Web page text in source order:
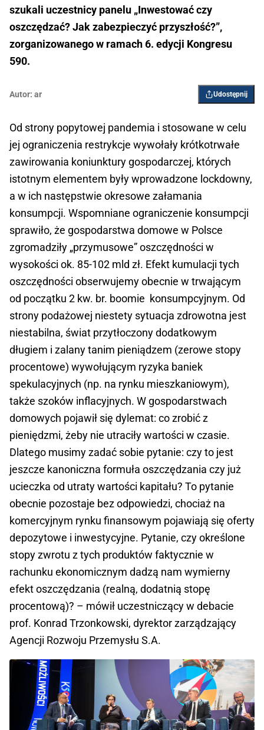
szukali uczestnicy panelu „Inwestować czy
oszczędzać? Jak zabezpieczyć przyszłość?”,
zorganizowanego w ramach 6. edycji Kongresu
590.
Autor: ar Udostępnij
Od strony popytowej pandemia i stosowane w celu
jej ograniczenia restrykcje wywołały krótkotrwałe
zawirowania koniunktury gospodarczej, których
istotnym elementem były wprowadzone lockdowny,
a w ich następstwie okresowe załamania
konsumpcji. Wspomniane ograniczenie konsumpcji
sprawiło, że gospodarstwa domowe w Polsce
zgromadziły „przymusowe” oszczędności w
wysokości ok. 85-102 mld zł. Efekt kumulacji tych
oszczędności obserwujemy obecnie w trwającym
od początku 2 kw. br. boomie konsumpcyjnym. Od
strony podażowej niestety sytuacja zdrowotna jest
niestabilna, świat przytłoczony dodatkowym
długiem i zalany tanim pieniądzem (zerowe stopy
procentowe) wywołującym ryzyka baniek
spekulacyjnych (np. na rynku mieszkaniowym),
także szoków inflacyjnych. W gospodarstwach
domowych pojawił się dylemat: co zrobić z
pieniędzmi, żeby nie utraciły wartości w czasie.
Dlatego musimy zadać sobie pytanie: czy to jest
jeszcze kanoniczna formuła oszczędzania czy już
ucieczka od utraty wartości kapitału? To pytanie
obecnie pozostaje bez odpowiedzi, chociaż na
komercyjnym rynku finansowym pojawiają się oferty
depozytowe i inwestycyjne. Pytanie, czy określone
stopy zwrotu z tych produktów faktycznie w
rachunku ekonomicznym dadzą nam wymierny
efekt oszczędzania (realną, dodatnią stopę
procentową)? – mówił uczestniczący w debacie
prof. Konrad Trzonkowski, dyrektor zarządzający
Agencji Rozwoju Przemysłu S.A.